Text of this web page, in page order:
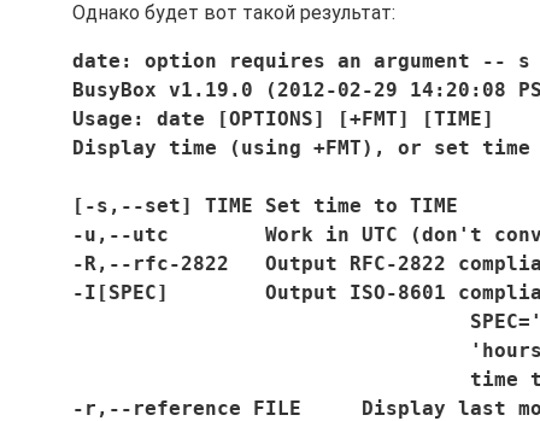
Однако будет вот такой результат:
date: option requires an argument --
BusyBox v1.19.0 (2012-02-29
Usage: date [OPTIONS] [+FMT]
Display time (using +FMT),
[-s,--set] TIME Set time to
-u,--utc        Work in UTC
-R,--rfc-2822   Output RFC-
-I[SPEC]        Output
-r,--reference FILE     Display